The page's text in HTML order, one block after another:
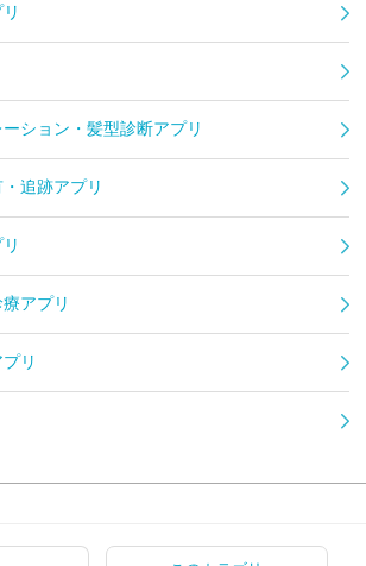
ション・髪型診断アプリ
追跡アプリ
アプリ
リ